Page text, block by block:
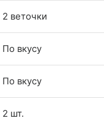
2 веточки
По вкусу
По вкусу
2 шт.